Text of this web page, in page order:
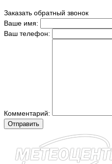
Заказать обратный звонок
Ваше имя:
Ваш телефон:
Комментарий:
Отправить